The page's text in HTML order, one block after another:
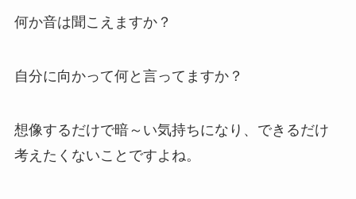
何か音は聞こえますか？
自分に向かって何と言ってますか？
想像するだけで暗～い気持ちになり、できるだけ
考えたくないことですよね。